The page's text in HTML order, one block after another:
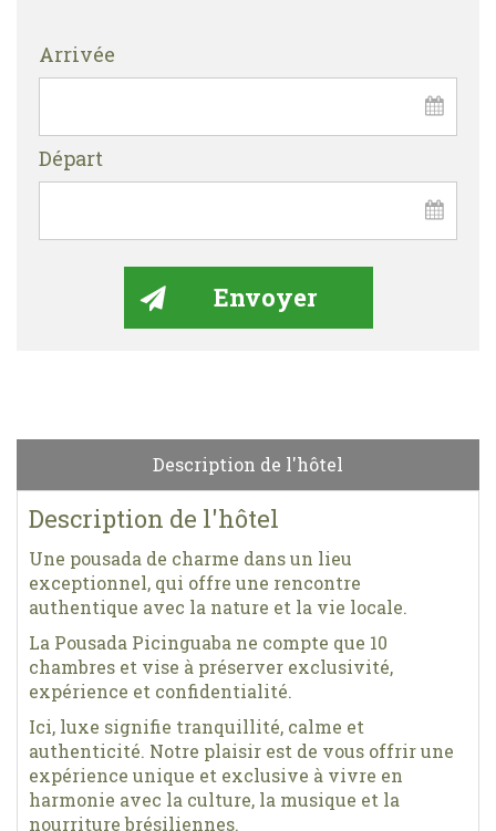
Arrivée
Départ
Description de l'hôtel
Description de l'hôtel
Une pousada de charme dans un lieu
exceptionnel, qui offre une rencontre
authentique avec la nature et la vie locale.
La Pousada Picinguaba ne compte que 10
chambres et vise à préserver exclusivité,
expérience et confidentialité.
Ici, luxe signifie tranquillité, calme et
authenticité. Notre plaisir est de vous offrir une
expérience unique et exclusive à vivre en
harmonie avec la culture, la musique et la
nourriture brésiliennes.